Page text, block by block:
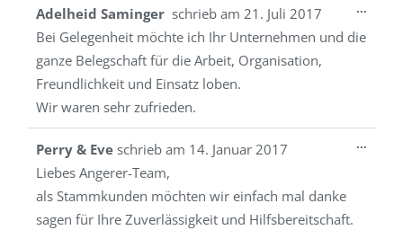
Adelheid Saminger schrieb am 21. Juli 2017
Bei Gelegenheit möchte ich Ihr Unternehmen und die
ganze Belegschaft für die Arbeit, Organisation,
Freundlichkeit und Einsatz loben.
Wir waren sehr zufrieden.
...
Perry & Eve schrieb am 14. Januar 2017
Liebes Angerer-Team,
als Stammkunden möchten wir einfach mal danke
sagen für Ihre Zuverlässigkeit und Hilfsbereitschaft.
...